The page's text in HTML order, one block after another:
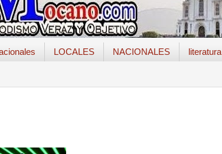
LOCALES NACIONALES literatura